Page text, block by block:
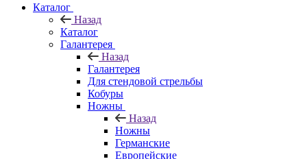
Каталог
Назад
Каталог
Галантерея
Назад
Галантерея
Для стендовой стрельбы
Кобуры
Ножны
Назад
Ножны
Германские
Европейские